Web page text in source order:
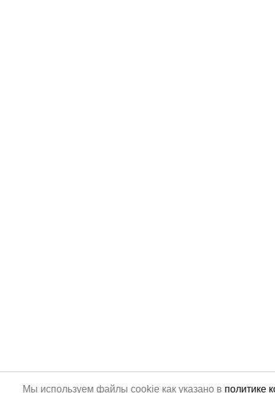
Мы используем файлы cookie как указано в политике